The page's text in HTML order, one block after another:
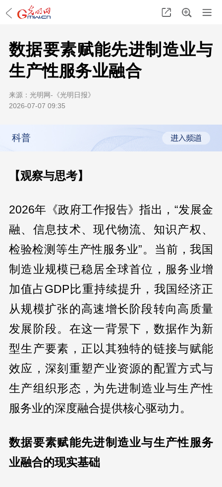
数据要素赋能先进制造业与
生产性服务业融合
来源： 光明网-《光明日报》
2026-07-07 09:35
科普
【观察与思考】
2026年《政府工作报告》指出，“发展金
融、信息技术、现代物流、知识产权、
检验检测等生产性服务业”。当前，我国
制造业规模已稳居全球首位，服务业增
加值占GDP比重持续提升，我国经济正
从规模扩张的高速增长阶段转向高质量
发展阶段。在这一背景下，数据作为新
型生产要素，正以其独特的链接与赋能
效应，深刻重塑产业资源的配置方式与
生产组织形态，为先进制造业与生产性
服务业的深度融合提供核心驱动力。
数据要素赋能先进制造业与生产性服务
业融合的现实基础